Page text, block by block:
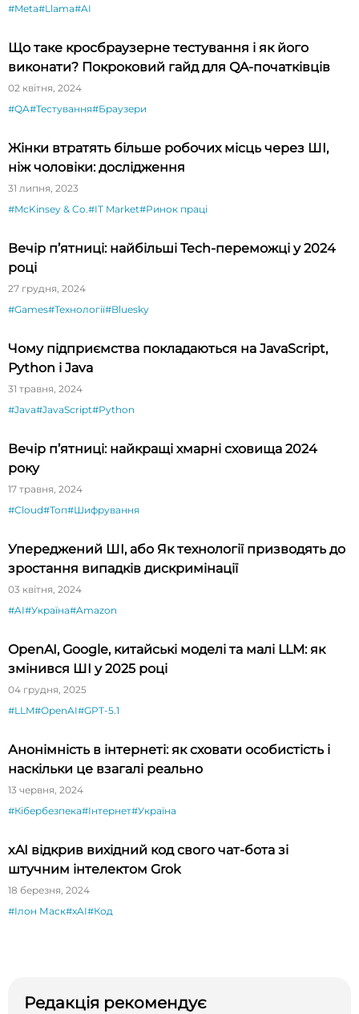
#Meta#Llama#AI
Що таке кросбраузерне тестування і як його
виконати? Покроковий гайд для QA-початківців
02 квітня, 2024
#QA#Тестування#Браузери
Жінки втратять більше робочих місць через ШІ,
ніж чоловіки: дослідження
31 липня, 2023
#McKinsey & Co.#IT Market#Ринок праці
Вечір п’ятниці: найбільші Tech-переможці у 2024
році
27 грудня, 2024
#Games#Технології#Bluesky
Чому підприємства покладаються на JavaScript,
Python і Java
31 травня, 2024
#Java#JavaScript#Python
Вечір п’ятниці: найкращі хмарні сховища 2024
року
17 травня, 2024
#Cloud#Топ#Шифрування
Упереджений ШІ, або Як технології призводять до
зростання випадків дискримінації
03 квітня, 2024
#AI#Україна#Amazon
OpenAI, Google, китайські моделі та малі LLM: як
змінився ШІ у 2025 році
04 грудня, 2025
#LLM#OpenAI#GPT-5.1
Анонімність в інтернеті: як сховати особистість і
наскільки це взагалі реально
13 червня, 2024
#Кібербезпека#Інтернет#Україна
xAI відкрив вихідний код свого чат-бота зі
штучним інтелектом Grok
18 березня, 2024
#Ілон Маск#xAI#Код
Редакція рекомендує